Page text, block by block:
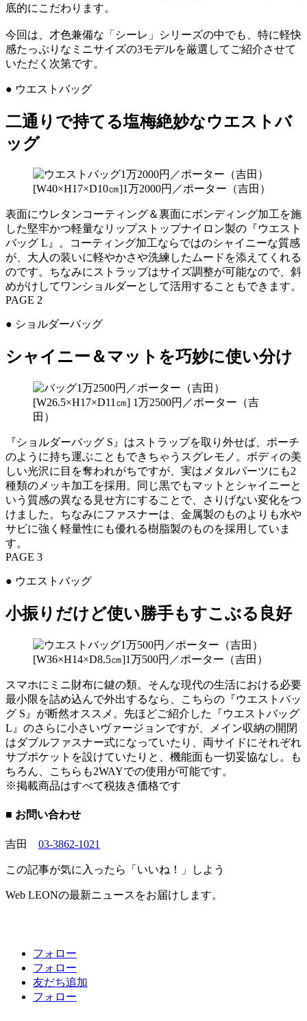
底的にこだわります。
今回は、才色兼備な「シーレ」シリーズの中でも、特に軽快
感たっぷりなミニサイズの3モデルを厳選してご紹介させて
いただく次第です。
● ウエストバッグ
二通りで持てる塩梅絶妙なウエストバ
ッグ
[W40×H17×D10㎝]1万2000円／ポーター（吉田）
表面にウレタンコーティング＆裏面にボンディング加工を施
した堅牢かつ軽量なリップストップナイロン製の『ウエスト
バッグ L』。コーティング加工ならではのシャイニーな質感
が、大人の装いに軽やかさや洗練したムードを添えてくれる
のです。ちなみにストラップはサイズ調整が可能なので、斜
めがけしてワンショルダーとして活用することもできます。
PAGE 2
● ショルダーバッグ
シャイニー＆マットを巧妙に使い分け
[W26.5×H17×D11㎝] 1万2500円／ポーター（吉
田）
『ショルダーバッグ S』はストラップを取り外せば、ポーチ
のように持ち運ぶこともできちゃうスグレモノ。ボディの美
しい光沢に目を奪われがちですが、実はメタルパーツにも2
種類のメッキ加工を採用。同じ黒でもマットとシャイニーと
いう質感の異なる見せ方にすることで、さりげない変化をつ
けました。ちなみにファスナーは、金属製のものよりも水や
サビに強く軽量性にも優れる樹脂製のものを採用していま
す。
PAGE 3
● ウエストバッグ
小振りだけど使い勝手もすこぶる良好
[W36×H14×D8.5㎝]1万500円／ポーター（吉田）
スマホにミニ財布に鍵の類。そんな現代の生活における必要
最小限を詰め込んで外出するなら、こちらの『ウエストバッ
グ S』が断然オススメ。先ほどご紹介した『ウエストバッグ
L』のさらに小さいヴァージョンですが、メイン収納の開閉
はダブルファスナー式になっていたり、両サイドにそれぞれ
サブポケットを設けていたりと、機能面も一切妥協なし。も
ちろん、こちらも2WAYでの使用が可能です。
※掲載商品はすべて税抜き価格です
■ お問い合わせ
吉田 03-3862-1021
この記事が気に入ったら「いいね！」しよう
Web LEONの最新ニュースをお届けします。
フォロー
フォロー
友だち追加
フォロー